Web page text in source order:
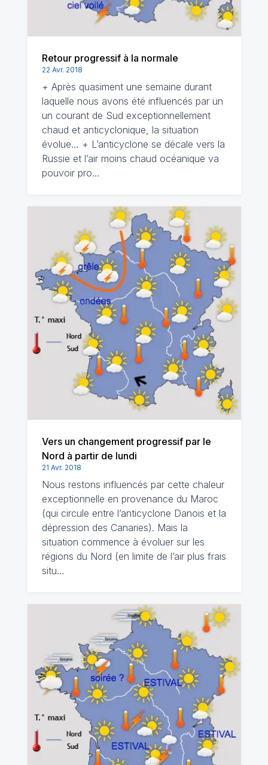
Retour progressif à la normale
22 Avr. 2018
+ Après quasiment une semaine durant
laquelle nous avons été influencés par un
un courant de Sud exceptionnellement
chaud et anticyclonique, la situation
évolue… + L’anticyclone se décale vers la
Russie et l’air moins chaud océanique va
pouvoir pro…
Vers un changement progressif par le
Nord à partir de lundi
21 Avr. 2018
Nous restons influencés par cette chaleur
exceptionnelle en provenance du Maroc
(qui circule entre l’anticyclone Danois et la
dépression des Canaries). Mais la
situation commence à évoluer sur les
régions du Nord (en limite de l’air plus frais
situ…